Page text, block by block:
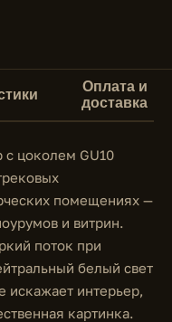
Оплата и
доставка
цоколем GU10
помещениях —
и витрин.
поток при
белый свет
искажает интерьер,
картинка.